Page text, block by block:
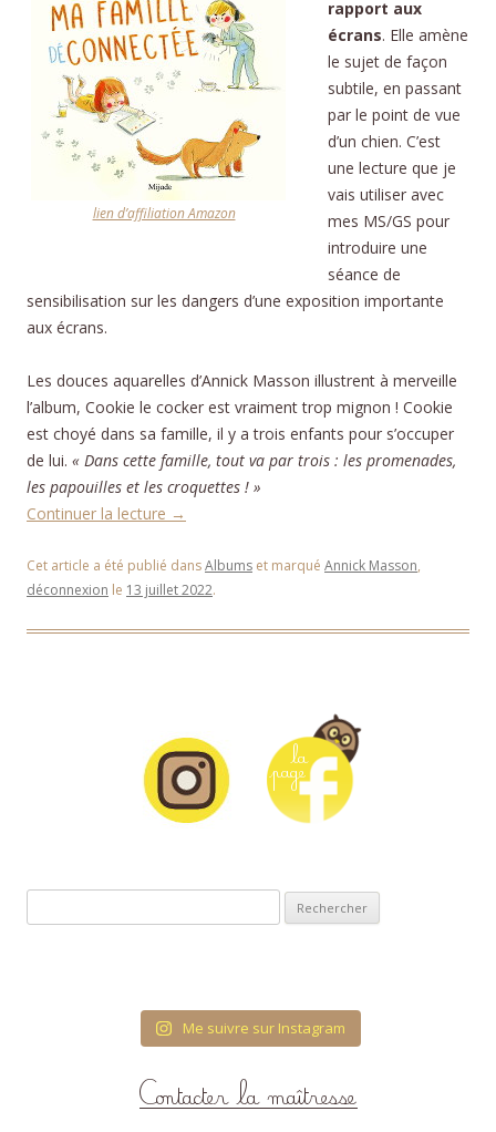
lien d’affiliation Amazon
rapport aux
écrans. Elle amène
le sujet de façon
subtile, en passant
par le point de vue
d’un chien. C’est
une lecture que je
vais utiliser avec
mes MS/GS pour
introduire une
séance de
sensibilisation sur les dangers d’une exposition importante
aux écrans.
Les douces aquarelles d’Annick Masson illustrent à merveille
l’album, Cookie le cocker est vraiment trop mignon ! Cookie
est choyé dans sa famille, il y a trois enfants pour s’occuper
de lui. « Dans cette famille, tout va par trois : les promenades,
les papouilles et les croquettes ! »
Continuer la lecture →
Cet article a été publié dansAlbums et marqué Annick Masson,
déconnexion le 13 juillet 2022.
Me suivre sur Instagram